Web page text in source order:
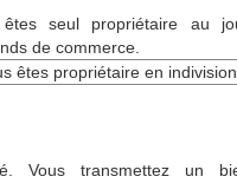
seul propriétaire au
de commerce.
êtes propriétaire en indivision.
Vous transmettez un